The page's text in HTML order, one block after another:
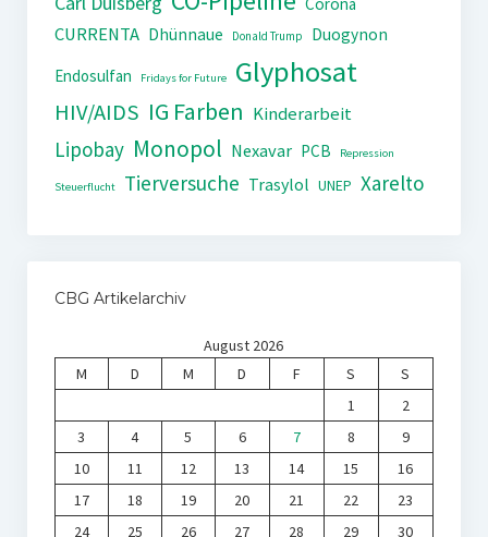
CURRENTA Dhünnaue Donald Trump
Duogynon
Endosulfan
Fridays for Future Glyphosat
HIV/AIDS IG Farben Kinderarbeit
Lipobay Monopol Nexavar PCB Repression
Steuerflucht Tierversuche Trasylol UNEP Xarelto
CBG Artikelarchiv
August 2026
M
D M D F S
S
1
2
3
4 5 6 7 8
9
10
11 12 13 14 15
16
17
18 19 20 21 22
23
24
25 26 27 28 29 30